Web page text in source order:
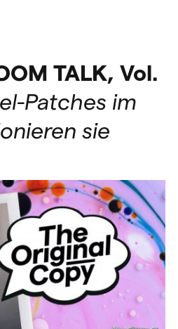
TALK, Vol.
Patches im
sie